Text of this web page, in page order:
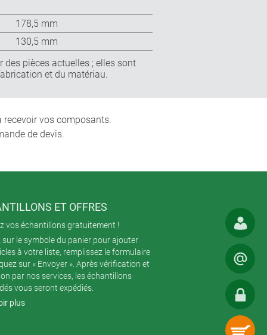
178,5 mm
130,5 mm
des pièces actuelles ; elles sont
et du matériau.
recevoir vos composants.
de devis.
ET OFFRES
vos échantillons gratuitement !
sur le symbole du panier pour ajouter
à votre liste, remplissez le formulaire
sur « Envoyer ». Après vérification et
par nos services, les échantillons
vous seront expédiés.
plus